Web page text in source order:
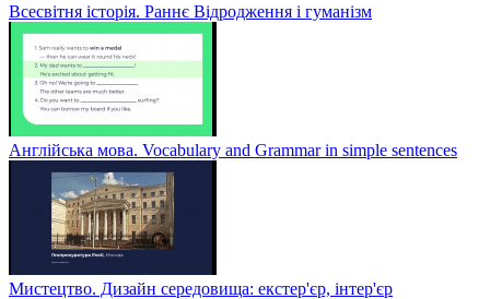
Всесвітня історія. Раннє Відродження і гуманізм
Англійська мова. Vocabulary and Grammar in simple sentences
Мистецтво. Дизайн середовища: екстер'єр, інтер'єр